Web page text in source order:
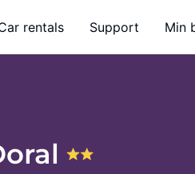
rentals Support Min